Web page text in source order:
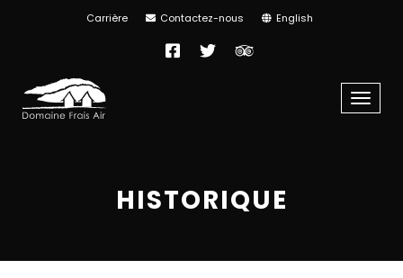
Carrière Contactez-nous English
Facebook
TwitterTripAdvisor
Menu
HISTORIQUE